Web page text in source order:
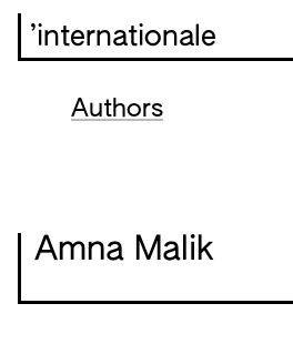
’internationale
Authors
Amna Malik